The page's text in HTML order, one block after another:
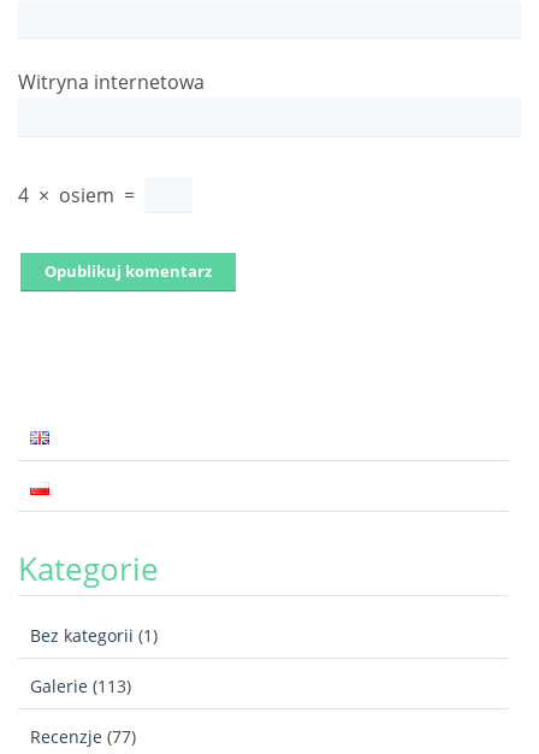
Witryna internetowa
4 × osiem =
Kategorie
Bez kategorii (1)
Galerie (113)
Recenzje (77)